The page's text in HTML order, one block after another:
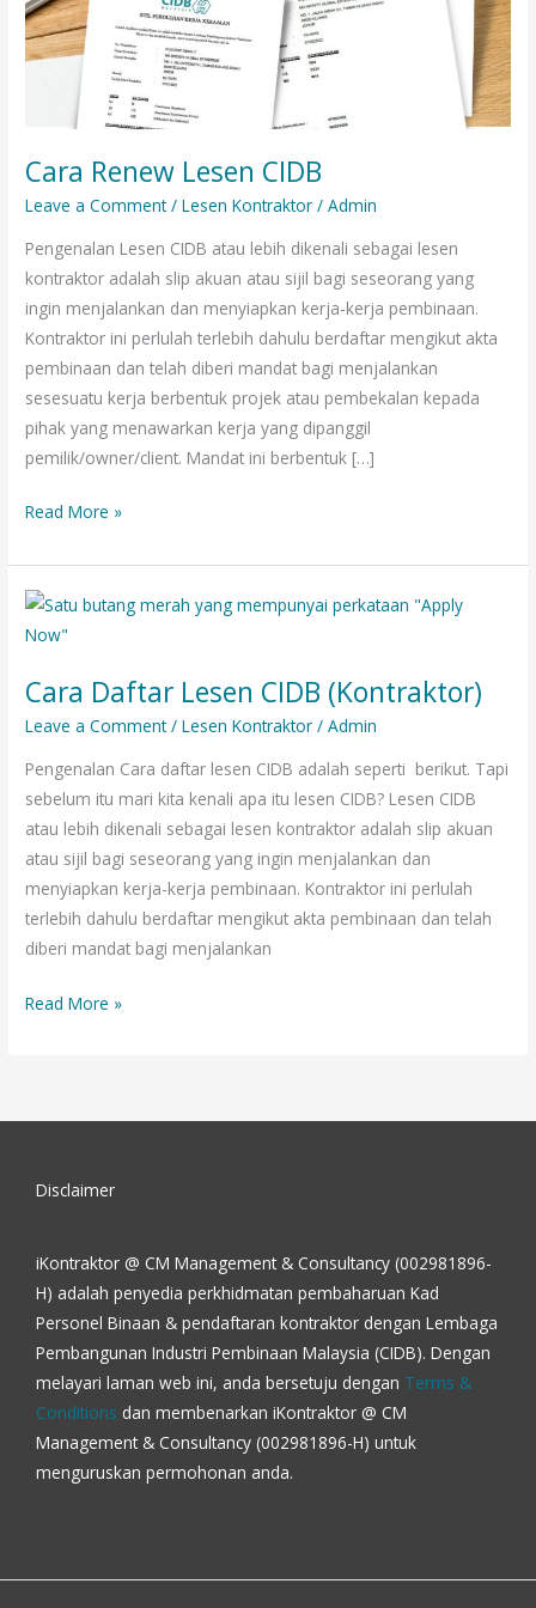
Cara Renew Lesen CIDB
Leave a Comment /Lesen Kontraktor /Admin
Pengenalan Lesen CIDB atau lebih dikenali sebagai lesen
kontraktor adalah slip akuan atau sijil bagi seseorang yang
ingin menjalankan dan menyiapkan kerja-kerja pembinaan.
Kontraktor ini perlulah terlebih dahulu berdaftar mengikut akta
pembinaan dan telah diberi mandat bagi menjalankan
sesesuatu kerja berbentuk projek atau pembekalan kepada
pihak yang menawarkan kerja yang dipanggil
pemilik/owner/client. Mandat ini berbentuk […]
Read More »
Cara Daftar Lesen CIDB (Kontraktor)
Leave a Comment /Lesen Kontraktor /Admin
Pengenalan Cara daftar lesen CIDB adalah seperti berikut. Tapi
sebelum itu mari kita kenali apa itu lesen CIDB? Lesen CIDB
atau lebih dikenali sebagai lesen kontraktor adalah slip akuan
atau sijil bagi seseorang yang ingin menjalankan dan
menyiapkan kerja-kerja pembinaan. Kontraktor ini perlulah
terlebih dahulu berdaftar mengikut akta pembinaan dan telah
diberi mandat bagi menjalankan
Cara
Daftar
CIDB
(Kontraktor)
Read More »
Disclaimer
iKontraktor @ CM Management & Consultancy (002981896-
H) adalah penyedia perkhidmatan pembaharuan Kad
Personel Binaan & pendaftaran kontraktor dengan Lembaga
Pembangunan Industri Pembinaan Malaysia (CIDB). Dengan
melayari laman web ini, anda bersetuju dengan Terms &
Conditions dan membenarkan iKontraktor @ CM
Management & Consultancy (002981896-H) untuk
menguruskan permohonan anda.